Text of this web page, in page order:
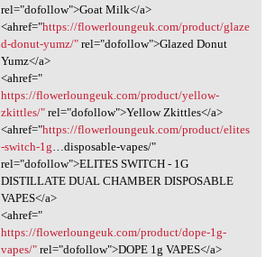
rel="dofollow">Goat Milk</a>
<ahref="https://flowerloungeuk.com/product/glaze
d-donut-yumz/"rel="dofollow">Glazed Donut
Yumz</a>
<ahref="
https://flowerloungeuk.com/product/yellow-
zkittles/"rel="dofollow">Yellow Zkittles</a>
<ahref="https://flowerloungeuk.com/product/elites
-switch-1g …disposable-vapes/"
rel="dofollow">ELITES SWITCH - 1G
DISTILLATE DUAL CHAMBER DISPOSABLE
VAPES</a>
<ahref="
https://flowerloungeuk.com/product/dope-1g-
vapes/"rel="dofollow">DOPE 1g VAPES</a>